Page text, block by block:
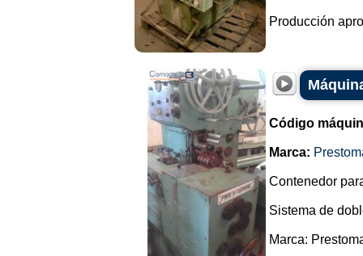
Producción
Código
Marca:
Contenedor
Sistema de
Marca: